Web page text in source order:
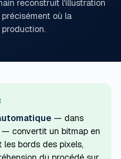
reconstruit l'illustration
où la
— dans
convertit un bitmap en
bords des pixels,